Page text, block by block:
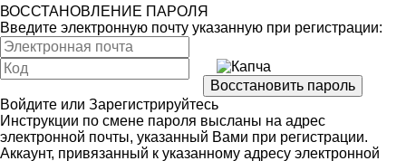
ВОССТАНОВЛЕНИЕ ПАРОЛЯ
Введите электронную почту указанную при регистрации:
Войдите или Зарегистрируйтесь
Инструкции по смене пароля высланы на адрес
электронной почты, указанный Вами при регистрации.
Аккаунт, привязанный к указанному адресу электронной